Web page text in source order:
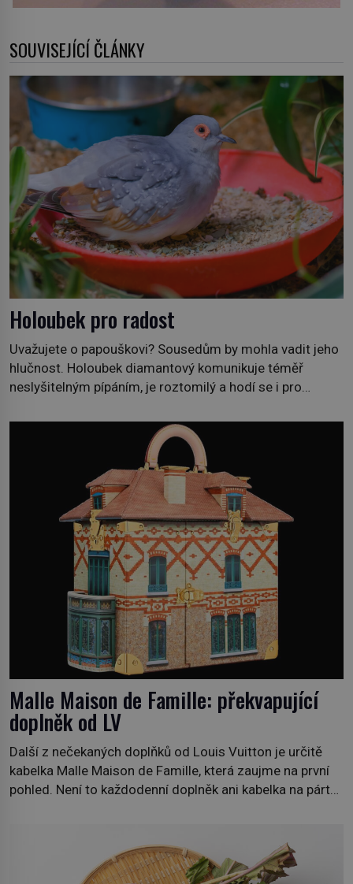
SOUVISEJÍCÍ ČLÁNKY
Holoubek pro radost
Uvažujete o papouškovi? Sousedům by mohla vadit jeho
hlučnost. Holoubek diamantový komunikuje téměř
neslyšitelným pípáním, je roztomilý a hodí se i pro
klidného ptáčka, který většinu dne jen posedává. Hodně
času tráví na zemi, kde sbírá zbytky semínek Jeho
domovinou je prakticky celá Austrálie s výjimkou
pobřežní oblasti. […]
Malle Maison de Famille: překvapující
doplněk od LV
Další z nečekaných doplňků od Louis Vuitton je určitě
kabelka Malle Maison de Famille, která zaujme na první
pohled. Není to každodenní doplněk ani kabelka na párty,
adrese 18 Rue Louis Vuitton, které bylo postaveno v
roce 1869. […]